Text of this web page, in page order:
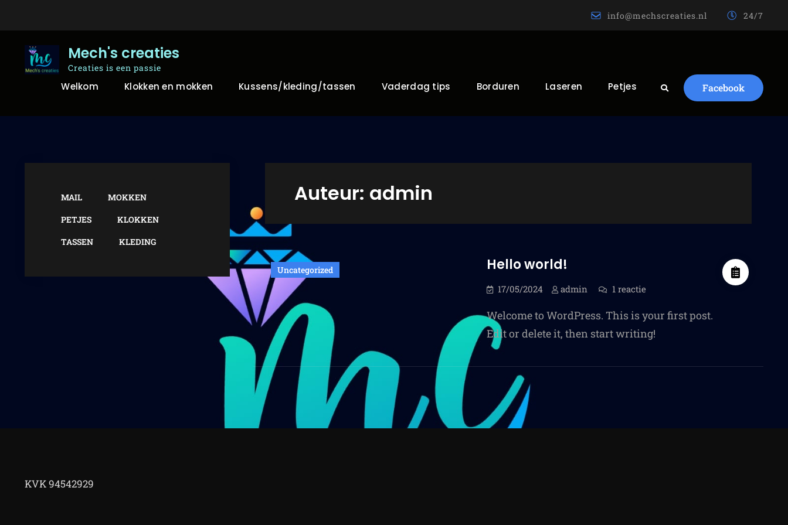
info@mechscreaties.nl 24/7
Mech's creaties
Creaties is een passie
Welkom Klokken en mokken Kussens/kleding/tassen Vaderdag tips Borduren Laseren Petjes Search Facebook
Auteur: admin
Uncategorized Hello world!
17/05/2024 admin 1 reactieop
Welcome to WordPress. This is your first post.
Edit or delete it, then start writing!
MAIL
MOKKEN
PETJES
KLOKKEN
TASSEN
KLEDING
KVK 94542929